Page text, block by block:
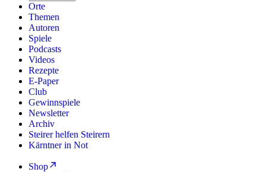
Orte
Themen
Autoren
Spiele
Podcasts
Videos
Rezepte
E-Paper
Club
Gewinnspiele
Newsletter
Archiv
Steirer helfen Steirern
Kärntner in Not
Shop